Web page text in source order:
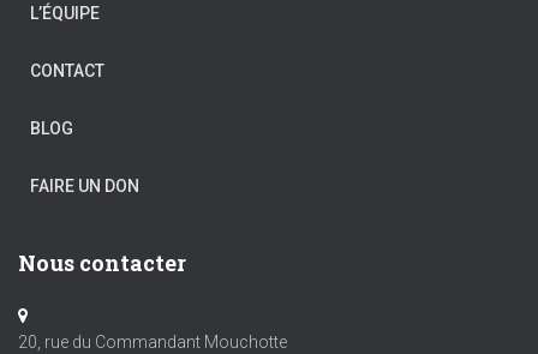
L’ÉQUIPE
CONTACT
BLOG
FAIRE UN DON
Nous contacter
20, rue du Commandant Mouchotte